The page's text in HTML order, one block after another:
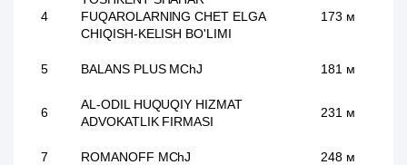
4
FUQAROLARNING CHET ELGA
CHIQISH-KELISH BO'LIMI
173 м
5 BALANS PLUS MChJ 181 м
6
AL-ODIL HUQUQIY HIZMAT
ADVOKATLIK FIRMASI
231 м
7 ROMANOFF MChJ 248 м